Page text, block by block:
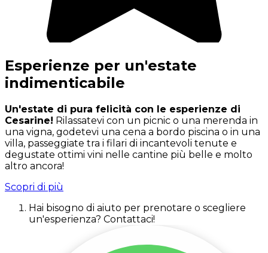
Esperienze per un'estate
indimenticabile
Un'estate di pura felicità con le esperienze di
Cesarine! Rilassatevi con un picnic o una merenda in
una vigna, godetevi una cena a bordo piscina o in una
villa, passeggiate tra i filari di incantevoli tenute e
degustate ottimi vini nelle cantine più belle e molto
altro ancora!
Scopri di più
Hai bisogno di aiuto per prenotare o scegliere
un'esperienza? Contattaci!